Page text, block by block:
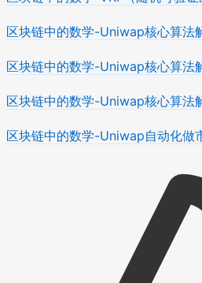
区块链中的数学-Uniwap核心算法
区块链中的数学-Uniwap核心算法
区块链中的数学-Uniwap核心算法
区块链中的数学-Uniwap自动化做